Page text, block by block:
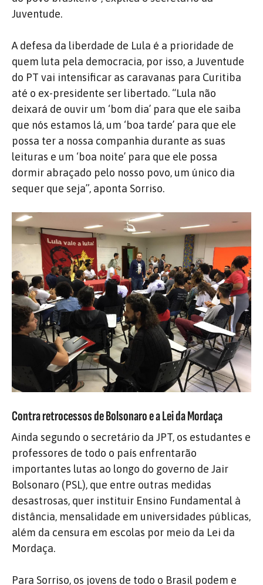
Juventude.
A defesa da liberdade de Lula é a prioridade de
quem luta pela democracia, por isso, a Juventude
do PT vai intensificar as caravanas para Curitiba
até o ex-presidente ser libertado. “Lula não
deixará de ouvir um ‘bom dia’ para que ele saiba
que nós estamos lá, um ‘boa tarde’ para que ele
possa ter a nossa companhia durante as suas
leituras e um ‘boa noite’ para que ele possa
dormir abraçado pelo nosso povo, um único dia
sequer que seja”, aponta Sorriso.
Contra retrocessos de Bolsonaro e a Lei da Mordaça
Ainda segundo o secretário da JPT, os estudantes e
professores de todo o país enfrentarão
importantes lutas ao longo do governo de Jair
Bolsonaro (PSL), que entre outras medidas
desastrosas, quer instituir Ensino Fundamental à
distância, mensalidade em universidades públicas,
além da censura em escolas por meio da Lei da
Mordaça.
Para Sorriso, os jovens de todo o Brasil podem e